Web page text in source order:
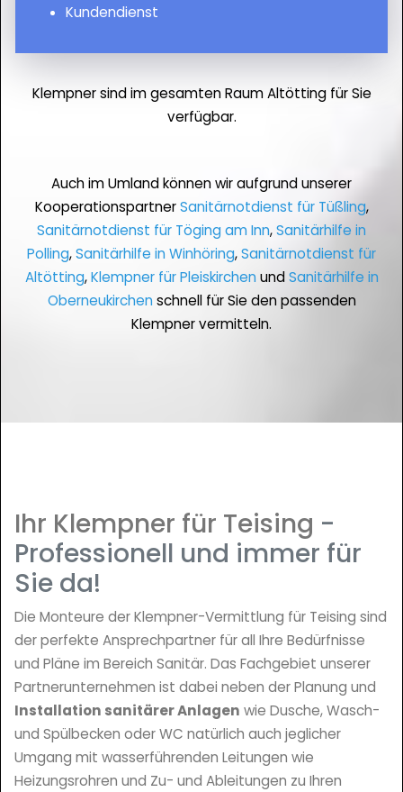
Kundendienst
Klempner sind im gesamten Raum Altötting für Sie
verfügbar.
Auch im Umland können wir aufgrund unserer
KooperationspartnerSanitärnotdienst für Tüßling,
Sanitärnotdienst für Töging am Inn,Sanitärhilfe in
Polling,Sanitärhilfe in Winhöring,Sanitärnotdienst für
Altötting,Klempner für PleiskirchenundSanitärhilfe in
Oberneukirchenschnell für Sie den passenden
Klempner vermitteln.
Ihr Klempner für Teising -
Professionell und immer für
Sie da!
Die Monteure der Klempner-Vermittlung für Teising sind
der perfekte Ansprechpartner für all Ihre Bedürfnisse
und Pläne im Bereich Sanitär. Das Fachgebiet unserer
Partnerunternehmen ist dabei neben der Planung und
Installation sanitärer Anlagen wie Dusche, Wasch-
und Spülbecken oder WC natürlich auch jeglicher
Umgang mit wasserführenden Leitungen wie
Heizungsrohren und Zu- und Ableitungen zu Ihren